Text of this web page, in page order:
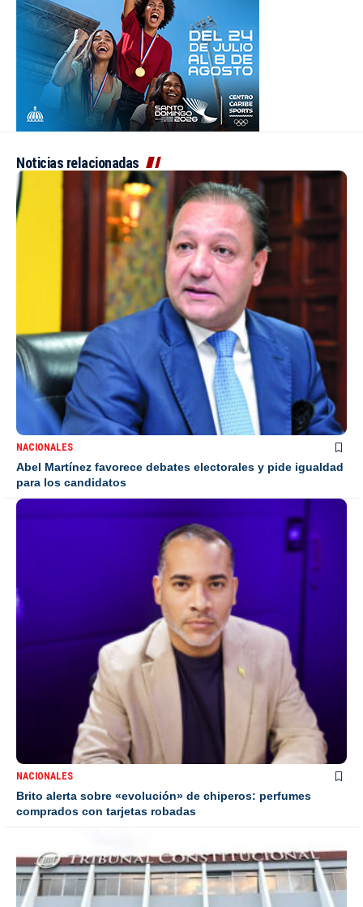
Noticias relacionadas
NACIONALES
Abel Martínez favorece debates electorales y pide igualdad
para los candidatos
NACIONALES
Brito alerta sobre «evolución» de chiperos: perfumes
comprados con tarjetas robadas